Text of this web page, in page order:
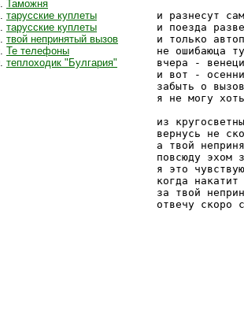
Таможня
тарусские куплеты
тарусские куплеты
твой непринятый вызов
Те телефоны
теплоходик "Булгария"
и разнесут
и поезда
и только
не ошибаюца
вчера -
и вот -
забыть о
я не могу
из
вернусь не
а твой
повсюду эхом
я это
когда накатит
за твой